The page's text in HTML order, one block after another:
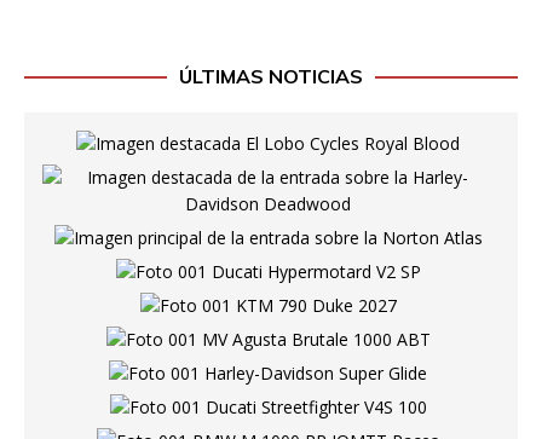
ÚLTIMAS NOTICIAS